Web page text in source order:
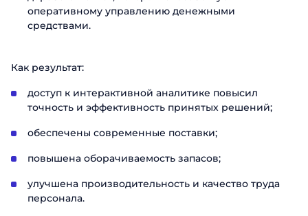
оперативному управлению денежными
средствами.
Как результат:
доступ к интерактивной аналитике повысил
точность и эффективность принятых решений;
обеспечены современные поставки;
повышена оборачиваемость запасов;
улучшена производительность и качество труда
персонала.